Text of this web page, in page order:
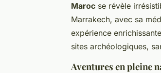
Maroc se révèle
Marrakech, avec sa
expérience
sites archéologiques,
Aventures en pleine